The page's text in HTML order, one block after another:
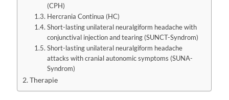
(CPH)
Hercrania Continua (HC)
Short-lasting unilateral neuralgiform headache with
conjunctival injection and tearing (SUNCT-Syndrom)
Short-lasting unilateral neuralgiform headache
attacks with cranial autonomic symptoms (SUNA-
Syndrom)
Therapie